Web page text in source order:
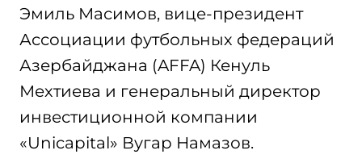
Эмиль Масимов, вице-президент
Ассоциации футбольных федераций
Азербайджана (AFFA) Кенуль
Мехтиева и генеральный директор
инвестиционной компании
«Unicapital» Вугар Намазов.